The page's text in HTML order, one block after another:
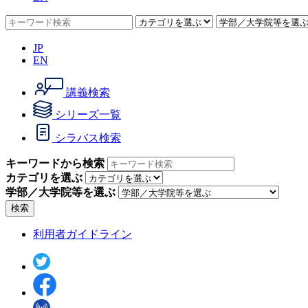
JP
EN
講義検索
シリーズ一覧
シラバス検索
キーワードから検索
カテゴリを選ぶ
学部／大学院等を選ぶ
検索
利用者ガイドライン